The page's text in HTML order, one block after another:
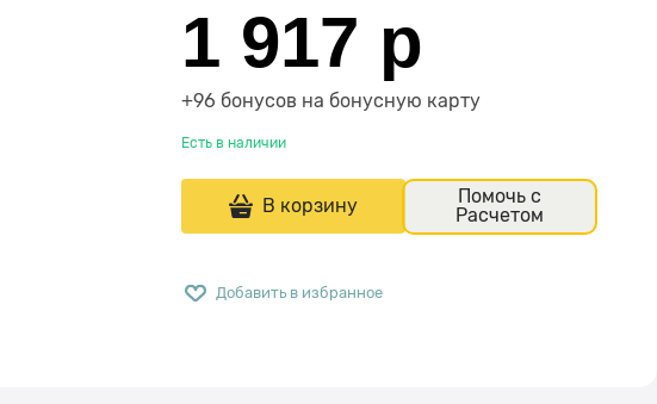
1 917 р
+96 бонусов на бонусную карту
Есть в наличии
В корзину
Помочь с
Расчетом
Добавить в избранное